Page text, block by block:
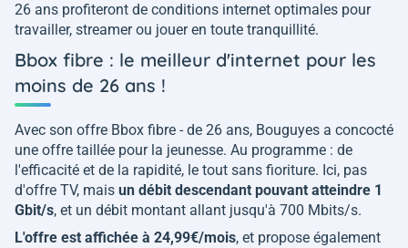
26 ans profiteront de conditions internet optimales pour
travailler, streamer ou jouer en toute tranquillité.
Bbox fibre : le meilleur d'internet pour les
moins de 26 ans !
Avec son offre Bbox fibre - de 26 ans, Bouguyes a concocté
une offre taillée pour la jeunesse. Au programme : de
l'efficacité et de la rapidité, le tout sans fioriture. Ici, pas
d'offre TV, mais un débit descendant pouvant atteindre 1
Gbit/s, et un débit montant allant jusqu'à 700 Mbits/s.
L'offre est affichée à 24,99€/mois, et propose également